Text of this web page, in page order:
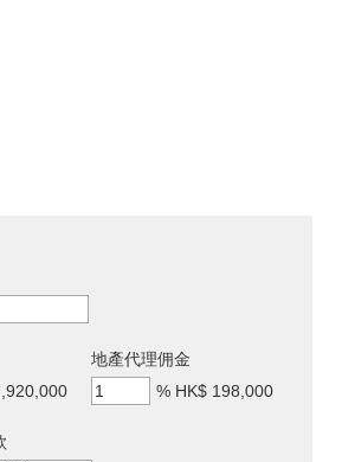
地產代理佣金
% HK$ 198,000